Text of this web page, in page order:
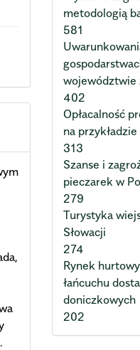
metodologią
581
województwie
402
Opłacalność
na
313
Szanse i
pieczarek w
279
Turystyka
Słowacji
274
Rynek
łańcuchu
doniczkowych
202